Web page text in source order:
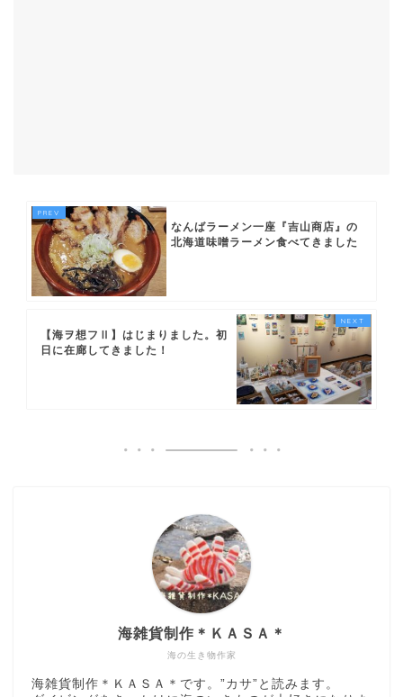
なんばラーメン一座『吉山商店』の
北海道味噌ラーメン食べてきました
【海ヲ想フⅡ】はじまりました。初
日に在廊してきました！
海の生き物作家
海雑貨制作＊ＫＡＳＡ＊
海雑貨制作＊ＫＡＳＡ＊です。”カサ”と読みます。